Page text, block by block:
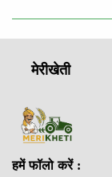
मेरीखेती
हमें फॉलो करें :